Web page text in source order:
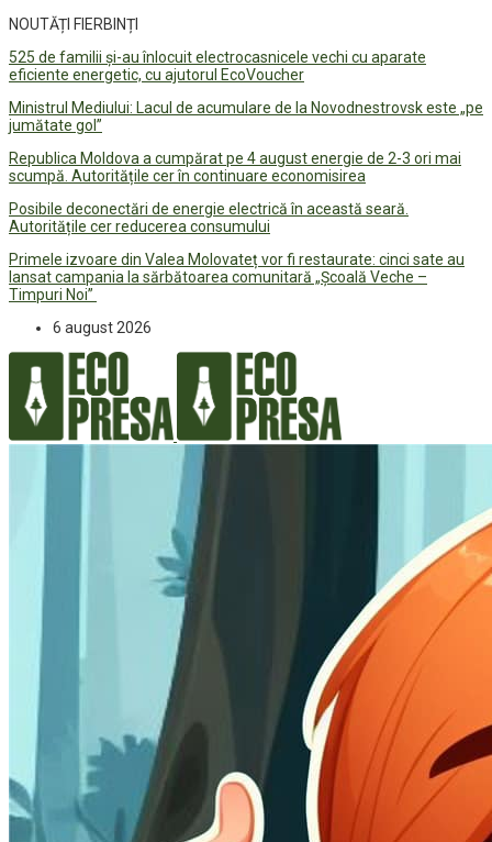
NOUTĂȚI FIERBINȚI
525 de familii și-au înlocuit electrocasnicele vechi cu aparate
eficiente energetic, cu ajutorul EcoVoucher
Ministrul Mediului: Lacul de acumulare de la Novodnestrovsk este „pe
jumătate gol”
Republica Moldova a cumpărat pe 4 august energie de 2-3 ori mai
scumpă. Autoritățile cer în continuare economisirea
Posibile deconectări de energie electrică în această seară.
Autoritățile cer reducerea consumului
Primele izvoare din Valea Molovateț vor fi restaurate: cinci sate au
lansat campania la sărbătoarea comunitară „Școală Veche –
Timpuri Noi”
6 august 2026